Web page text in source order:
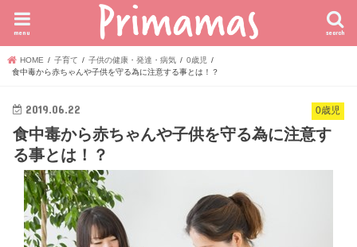
search
menu
HOME 子育て 子供の健康・発達・病気
0歳児
食中毒から赤ちゃんや子供を守る為に注意する事とは！？
0歳児
2019.06.22
食中毒から赤ちゃんや子供を守る為に注意す
る事とは！？